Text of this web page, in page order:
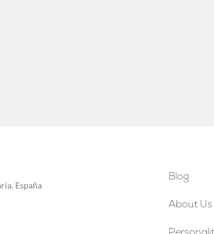
España
Blog
About Us